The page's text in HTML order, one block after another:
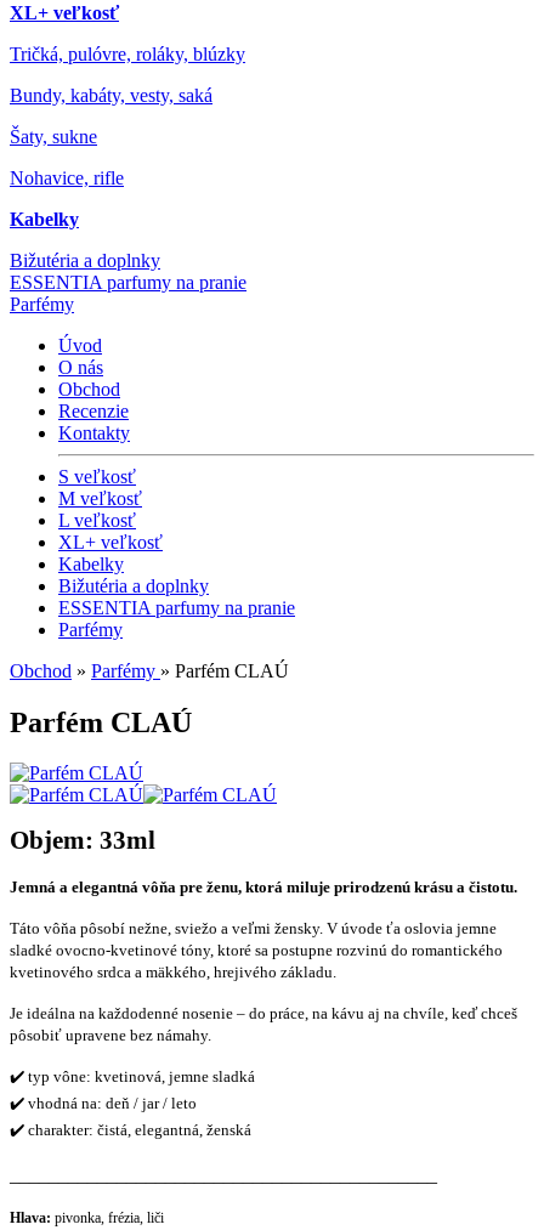
XL+ veľkosť
Tričká, pulóvre, roláky, blúzky
Bundy, kabáty, vesty, saká
Šaty, sukne
Nohavice, rifle
Kabelky
Bižutéria a doplnky
ESSENTIA parfumy na pranie
Parfémy
Úvod
O nás
Obchod
Recenzie
Kontakty
S veľkosť
M veľkosť
L veľkosť
XL+ veľkosť
Kabelky
Bižutéria a doplnky
ESSENTIA parfumy na pranie
Parfémy
Obchod » Parfémy » Parfém CLAÚ
Parfém CLAÚ
Objem: 33ml
Jemná a elegantná vôňa pre ženu, ktorá miluje prirodzenú krásu a čistotu.
Táto vôňa pôsobí nežne, sviežo a veľmi žensky. V úvode ťa oslovia jemne
sladké ovocno-kvetinové tóny, ktoré sa postupne rozvinú do romantického
kvetinového srdca a mäkkého, hrejivého základu.
Je ideálna na každodenné nosenie – do práce, na kávu aj na chvíle, keď chceš
pôsobiť upravene bez námahy.
✔️ typ vône: kvetinová, jemne sladká
✔️ vhodná na: deň / jar / leto
✔️ charakter: čistá, elegantná, ženská
Hlava: pivonka, frézia, liči